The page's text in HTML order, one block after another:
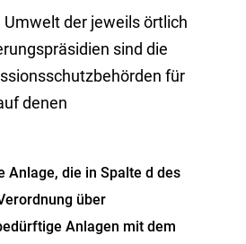
Umwelt der jeweils örtlich
sind die
für
denen
Anlage, die in Spalte d des
über
Anlagen mit dem